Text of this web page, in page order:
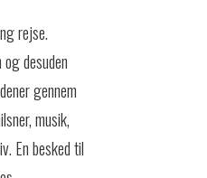
rejse.
desuden
gennem
musik,
En besked til